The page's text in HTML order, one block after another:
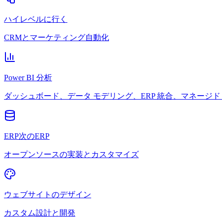
ハイレベルに行く
CRMとマーケティング自動化
Power BI 分析
ダッシュボード、データ モデリング、ERP 統合、マネージド
ERP次のERP
オープンソースの実装とカスタマイズ
ウェブサイトのデザイン
カスタム設計と開発